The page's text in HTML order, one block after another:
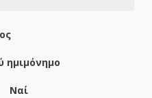
ημιμόνημο
Ναί